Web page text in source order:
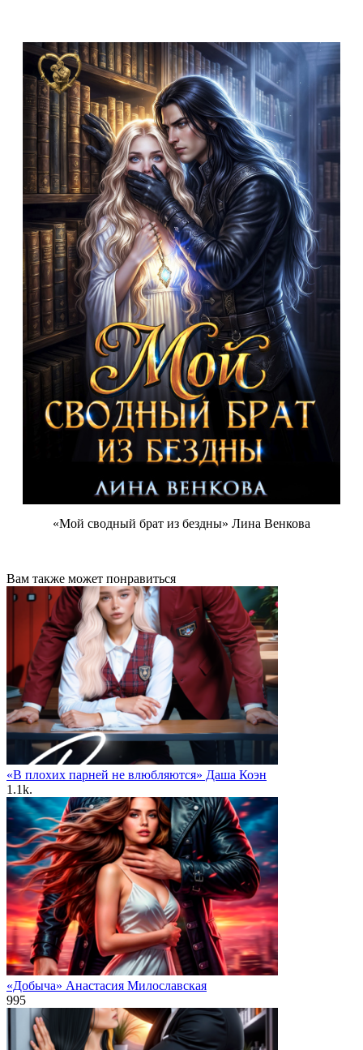
«Мой сводный брат из бездны» Лина Венкова
Вам также может понравиться
«В плохих парней не влюбляются» Даша Коэн
1.1k.
«Добыча» Анастасия Милославская
995